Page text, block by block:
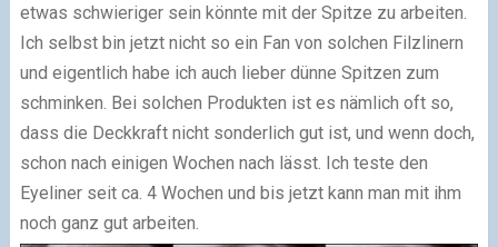
etwas schwieriger sein könnte mit der Spitze zu arbeiten.
Ich selbst bin jetzt nicht so ein Fan von solchen Filzlinern
und eigentlich habe ich auch lieber dünne Spitzen zum
schminken. Bei solchen Produkten ist es nämlich oft so,
dass die Deckkraft nicht sonderlich gut ist, und wenn doch,
schon nach einigen Wochen nach lässt. Ich teste den
Eyeliner seit ca. 4 Wochen und bis jetzt kann man mit ihm
noch ganz gut arbeiten.